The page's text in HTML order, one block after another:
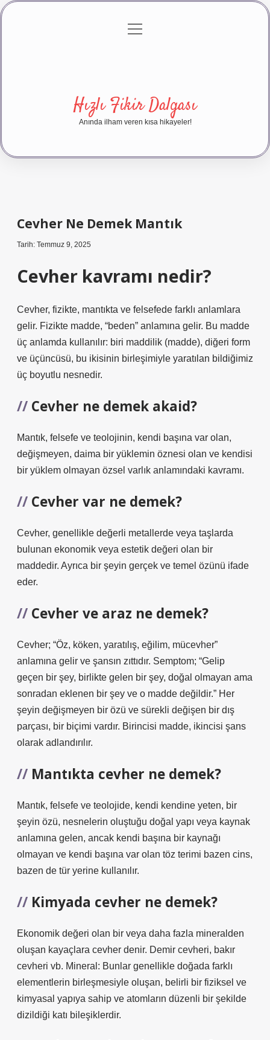
Gizlilik Politikası
menüyü
Hızlı Fikir Dalgası
Anında ilham veren kısa hikayeler!
Cevher Ne Demek Mantık
Tarih: Temmuz 9, 2025
Cevher kavramı nedir?
Cevher, fizikte, mantıkta ve felsefede farklı anlamlara
gelir. Fizikte madde, “beden” anlamına gelir. Bu madde
üç anlamda kullanılır: biri maddilik (madde), diğeri form
ve üçüncüsü, bu ikisinin birleşimiyle yaratılan bildiğimiz
üç boyutlu nesnedir.
Cevher ne demek akaid?
Mantık, felsefe ve teolojinin, kendi başına var olan,
değişmeyen, daima bir yüklemin öznesi olan ve kendisi
bir yüklem olmayan özsel varlık anlamındaki kavramı.
Cevher var ne demek?
Cevher, genellikle değerli metallerde veya taşlarda
bulunan ekonomik veya estetik değeri olan bir
maddedir. Ayrıca bir şeyin gerçek ve temel özünü ifade
eder.
Cevher ve araz ne demek?
Cevher; “Öz, köken, yaratılış, eğilim, mücevher”
anlamına gelir ve şansın zıttıdır. Semptom; “Gelip
geçen bir şey, birlikte gelen bir şey, doğal olmayan ama
sonradan eklenen bir şey ve o madde değildir.” Her
şeyin değişmeyen bir özü ve sürekli değişen bir dış
parçası, bir biçimi vardır. Birincisi madde, ikincisi şans
olarak adlandırılır.
Mantıkta cevher ne demek?
Mantık, felsefe ve teolojide, kendi kendine yeten, bir
şeyin özü, nesnelerin oluştuğu doğal yapı veya kaynak
anlamına gelen, ancak kendi başına bir kaynağı
olmayan ve kendi başına var olan töz terimi bazen cins,
bazen de tür yerine kullanılır.
Kimyada cevher ne demek?
Ekonomik değeri olan bir veya daha fazla mineralden
oluşan kayaçlara cevher denir. Demir cevheri, bakır
cevheri vb. Mineral: Bunlar genellikle doğada farklı
elementlerin birleşmesiyle oluşan, belirli bir fiziksel ve
kimyasal yapıya sahip ve atomların düzenli bir şekilde
dizildiği katı bileşiklerdir.